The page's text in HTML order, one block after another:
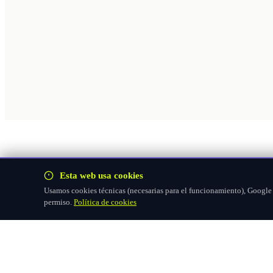
Esta web usa cookies
Usamos cookies técnicas (necesarias para el funcionamiento),
permiso. Política de cookies